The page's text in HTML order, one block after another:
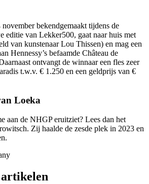
bekendgemaakt tijdens de
editie van Lekker500, gaat naar huis met
van kunstenaar Lou Thissen) en mag een
Hennessy’s befaamde Château de
ontvangt de winnaar een fles zeer
t.w.v. € 1.250 en een geldprijs van €
Loeka
aan de NHGP eruitziet? Lees dan het
Zij haalde de zesde plek in 2023 en